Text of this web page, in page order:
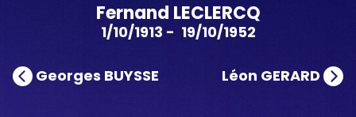
Fernand LECLERCQ
1/10/1913 - 19/10/1952
Georges BUYSSE Léon GERARD